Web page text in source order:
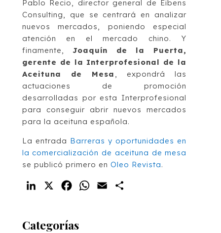
Pablo Recio, director general de Eibens
Consulting, que se centrará en analizar
nuevos mercados, poniendo especial
atención en el mercado chino. Y
finamente, Joaquín de la Puerta,
gerente de la Interprofesional de la
Aceituna de Mesa , expondrá las
actuaciones de promoción
desarrolladas por esta Interprofesional
para conseguir abrir nuevos mercados
para la aceituna española.
La entrada Barreras y oportunidades en
la comercialización de aceituna de mesa
se publicó primero en Oleo Revista.
LinkedIn FacebookWhatsApp
Email
Categorías